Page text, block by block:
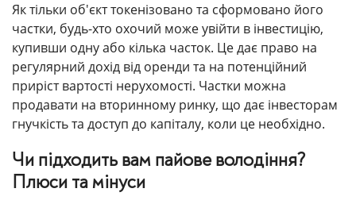
Як тільки об'єкт токенізовано та сформовано його
частки, будь-хто охочий може увійти в інвестицію,
купивши одну або кілька часток. Це дає право на
регулярний дохід від оренди та на потенційний
приріст вартості нерухомості. Частки можна
продавати на вторинному ринку, що дає інвесторам
гнучкість та доступ до капіталу, коли це необхідно.
Чи підходить вам пайове володіння?
Плюси та мінуси